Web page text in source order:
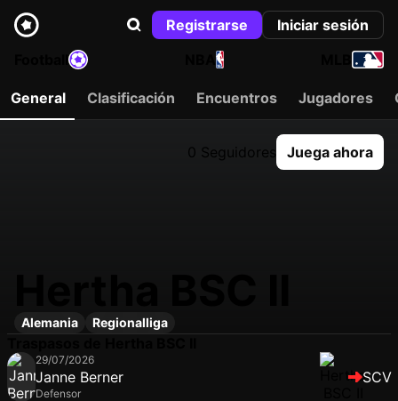
Registrarse
Iniciar sesión
NBA
General Clasificación Encuentros Jugadores
0 Seguidores Juega ahora
Alemania Regionalliga
29/07/2026
Janne Berner
Defensor
SCV